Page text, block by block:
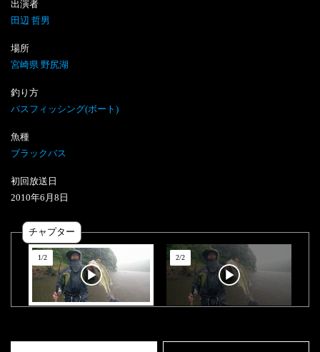
出演者
田辺 哲男
場所
宮崎県 野尻湖
釣り方
バスフィッシング(ボート)
魚種
ブラックバス
初回放送日
2010年6 月 8 日
チャプター
1/2 2/2